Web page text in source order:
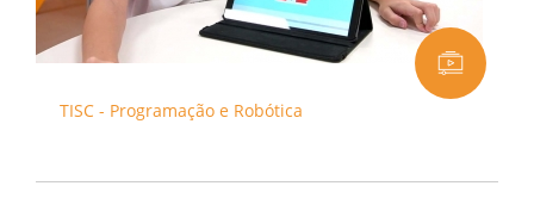
TISC - Programação e Robótica